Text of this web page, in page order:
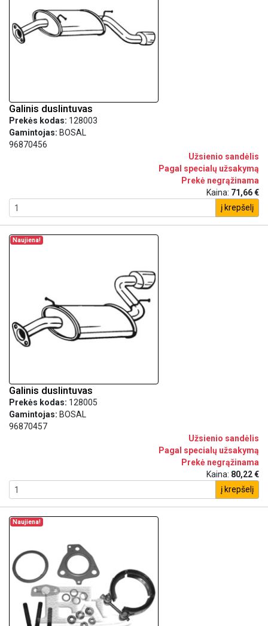
Galinis duslintuvas
Prekės kodas: 128003
Gamintojas: BOSAL
96870456
Užsienio sandėlis
Pagal specialų užsakymą
Prekė negrąžinama
Kaina: 71,66 €
į krepšelį
Naujiena!
Galinis duslintuvas
Prekės kodas: 128005
Gamintojas: BOSAL
96870457
Užsienio sandėlis
Pagal specialų užsakymą
Prekė negrąžinama
Kaina: 80,22 €
į krepšelį
Naujiena!